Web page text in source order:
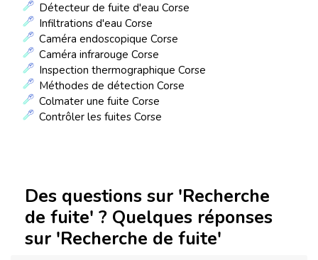
Détecteur de fuite d'eau Corse
Infiltrations d'eau Corse
Caméra endoscopique Corse
Caméra infrarouge Corse
Inspection thermographique Corse
Méthodes de détection Corse
Colmater une fuite Corse
Contrôler les fuites Corse
Des questions sur 'Recherche
de fuite' ? Quelques réponses
sur 'Recherche de fuite'